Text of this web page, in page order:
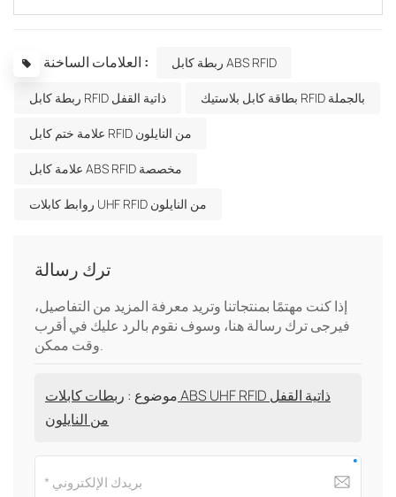
العلامات الساخنة : ربطة كابل ABS RFID
ربطة كابل RFID ذاتية القفل بطاقة كابل بلاستيك RFID بالجملة
علامة ختم كابل RFID من النايلون
علامة كابل ABS RFID مخصصة
روابط كابلات UHF RFID من النايلون
ترك رسالة
إذا كنت مهتمًا بمنتجاتنا وتريد معرفة المزيد من التفاصيل،
فيرجى ترك رسالة هنا، وسوف نقوم بالرد عليك في أقرب
وقت ممكن.
موضوع : ربطات كابلات ABS UHF RFID ذاتية القفل
من النايلون